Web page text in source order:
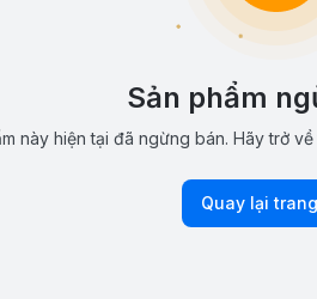
Sản phẩm
này hiện tại đã ngừng bán. Hãy trở
Quay lại